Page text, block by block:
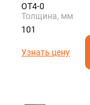
ОТ4-0
Толщина, мм
101
Узнать цену